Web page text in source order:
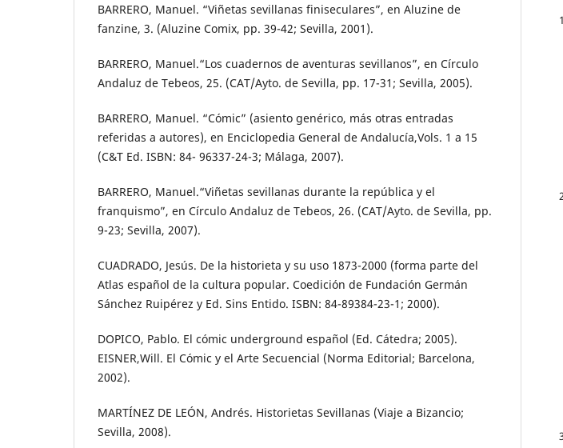
BARRERO, Manuel. “Viñetas sevillanas finiseculares”, en Aluzine de
fanzine, 3. (Aluzine Comix, pp. 39-42; Sevilla, 2001).
BARRERO, Manuel.“Los cuadernos de aventuras sevillanos”, en Círculo
Andaluz de Tebeos, 25. (CAT/Ayto. de Sevilla, pp. 17-31; Sevilla, 2005).
BARRERO, Manuel. “Cómic” (asiento genérico, más otras entradas
referidas a autores), en Enciclopedia General de Andalucía,Vols. 1 a 15
(C&T Ed. ISBN: 84- 96337-24-3; Málaga, 2007).
BARRERO, Manuel.“Viñetas sevillanas durante la república y el
franquismo”, en Círculo Andaluz de Tebeos, 26. (CAT/Ayto. de Sevilla, pp.
9-23; Sevilla, 2007).
CUADRADO, Jesús. De la historieta y su uso 1873-2000 (forma parte del
Atlas español de la cultura popular. Coedición de Fundación Germán
Sánchez Ruipérez y Ed. Sins Entido. ISBN: 84-89384-23-1; 2000).
DOPICO, Pablo. El cómic underground español (Ed. Cátedra; 2005).
EISNER,Will. El Cómic y el Arte Secuencial (Norma Editorial; Barcelona,
2002).
MARTÍNEZ DE LEÓN, Andrés. Historietas Sevillanas (Viaje a Bizancio;
Sevilla, 2008).